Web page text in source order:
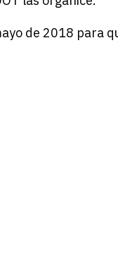
de 2018 para